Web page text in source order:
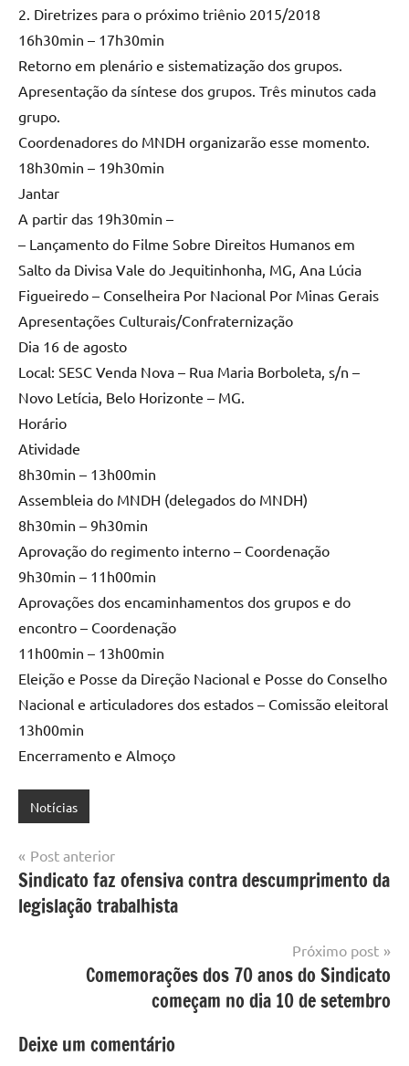
2. Diretrizes para o próximo triênio 2015/2018
16h30min – 17h30min
Retorno em plenário e sistematização dos grupos.
Apresentação da síntese dos grupos. Três minutos cada
grupo.
Coordenadores do MNDH organizarão esse momento.
18h30min – 19h30min
Jantar
A partir das 19h30min –
– Lançamento do Filme Sobre Direitos Humanos em
Salto da Divisa Vale do Jequitinhonha, MG, Ana Lúcia
Figueiredo – Conselheira Por Nacional Por Minas Gerais
Apresentações Culturais/Confraternização
Dia 16 de agosto
Local: SESC Venda Nova – Rua Maria Borboleta, s/n –
Novo Letícia, Belo Horizonte – MG.
Horário
Atividade
8h30min – 13h00min
Assembleia do MNDH (delegados do MNDH)
8h30min – 9h30min
Aprovação do regimento interno – Coordenação
9h30min – 11h00min
Aprovações dos encaminhamentos dos grupos e do
encontro – Coordenação
11h00min – 13h00min
Eleição e Posse da Direção Nacional e Posse do Conselho
Nacional e articuladores dos estados – Comissão eleitoral
13h00min
Encerramento e Almoço
Notícias
Navegação
de
Post
Post anterior
Sindicato faz ofensiva contra descumprimento da
legislação trabalhista
Próximo post
Comemorações dos 70 anos do Sindicato
começam no dia 10 de setembro
Deixe um comentário